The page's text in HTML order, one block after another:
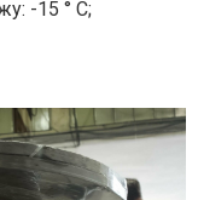
-15 ° С;